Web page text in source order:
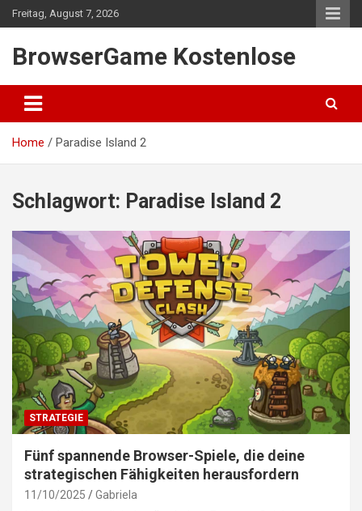
Skip
to
Freitag, August 7, 2026
BrowserGame Kostenlose
Home Paradise Island 2
Schlagwort: Paradise Island 2
STRATEGIE
Fünf spannende Browser-Spiele, die deine
strategischen Fähigkeiten herausfordern
11/10/2025 Gabriela